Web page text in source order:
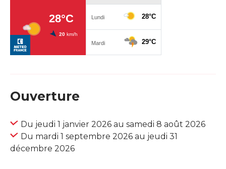
Ouverture
Du jeudi 1 janvier 2026 au samedi 8 août 2026
Du mardi 1 septembre 2026 au jeudi 31
décembre 2026